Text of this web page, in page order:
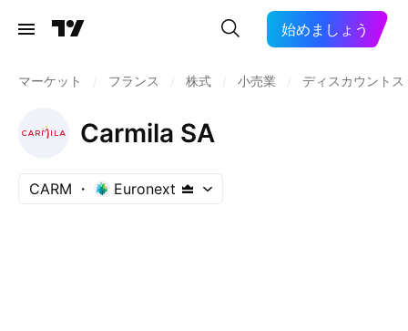
始めましょう
マーケット フランス 株式 小売業 ディスカウントス
Carmila SA
CARM Euronext